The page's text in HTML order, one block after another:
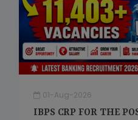
01-Aug-2026
IBPS CRP FOR THE